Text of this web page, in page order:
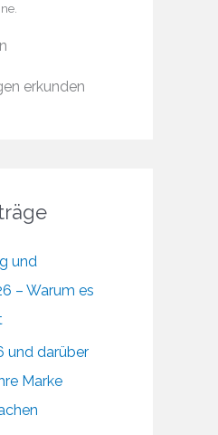
erkunden
und
– Warum es
und darüber
Marke